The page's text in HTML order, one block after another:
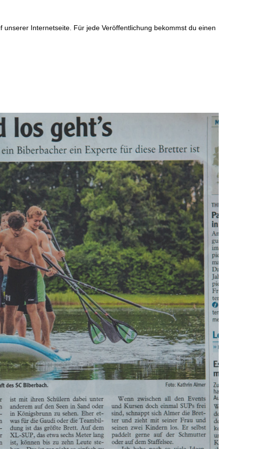
Internetseite. Für jede Veröffentlichung bekommst du einen